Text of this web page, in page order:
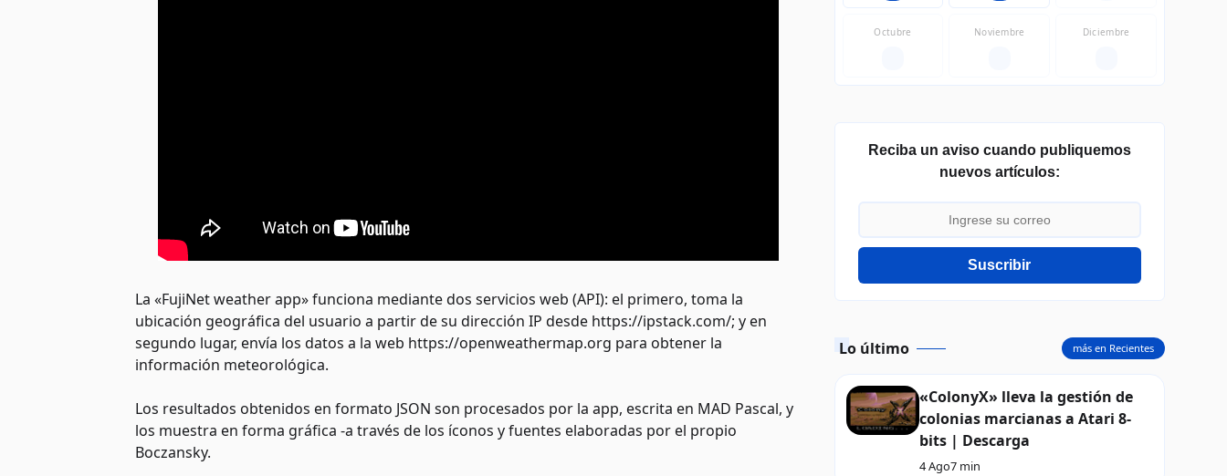
La «FujiNet weather app» funciona mediante dos servicios web (API): el primero, toma la
ubicación geográfica del usuario a partir de su dirección IP desde https://ipstack.com/; y en
segundo lugar, envía los datos a la web https://openweathermap.org para obtener la
información meteorológica.
Los resultados obtenidos en formato JSON son procesados por la app, escrita en MAD Pascal, y
los muestra en forma gráfica -a través de los íconos y fuentes elaboradas por el propio
Boczansky.
Octubre Noviembre Diciembre
Reciba un aviso cuando publiquemos
nuevos artículos:
Suscribir
Lo último
«ColonyX» lleva la gestión de
colonias marcianas a Atari 8-
bits | Descarga
4 Ago7 min
más en Recientes